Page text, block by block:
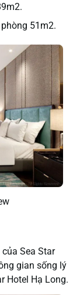
51m2.
Sea Star
gian sống lý
Hotel Hạ Long.